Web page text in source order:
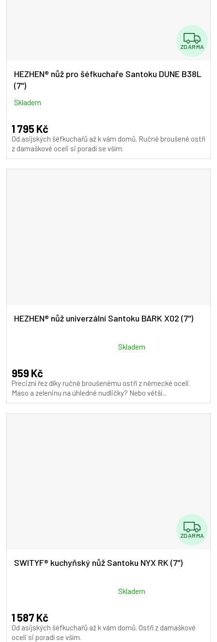
Z
D
ZDARMA
HEZHEN® nůž pro šéfkuchaře Santoku DUNE B38L
(7")
Skladem
1 795 Kč
Od asijských šéfkuchařů až k vám domů. Ručně broušené ostří
z damaškové oceli si poradí se vším.
HEZHEN® nůž univerzální Santoku BARK X02 (7")
produktu
je
5,0
Skladem
959 Kč
Precizní řez díky ručně broušenému ostří z německé oceli.
Maso a zeleninu na úhledné nudličky? Nebo větší...
Z
D
ZDARMA
SWITYF® kuchyňský nůž Santoku NYX RK (7")
produktu
je
5,0
Skladem
1 587 Kč
Od asijských šéfkuchařů až k vám domů. Ostří z damaškové
oceli si poradí se vším.